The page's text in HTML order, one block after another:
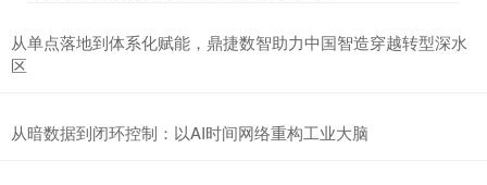
从单点落地到体系化赋能，鼎捷数智助力中国智造穿越转型深水
区
从暗数据到闭环控制：以AI时间网络重构工业大脑